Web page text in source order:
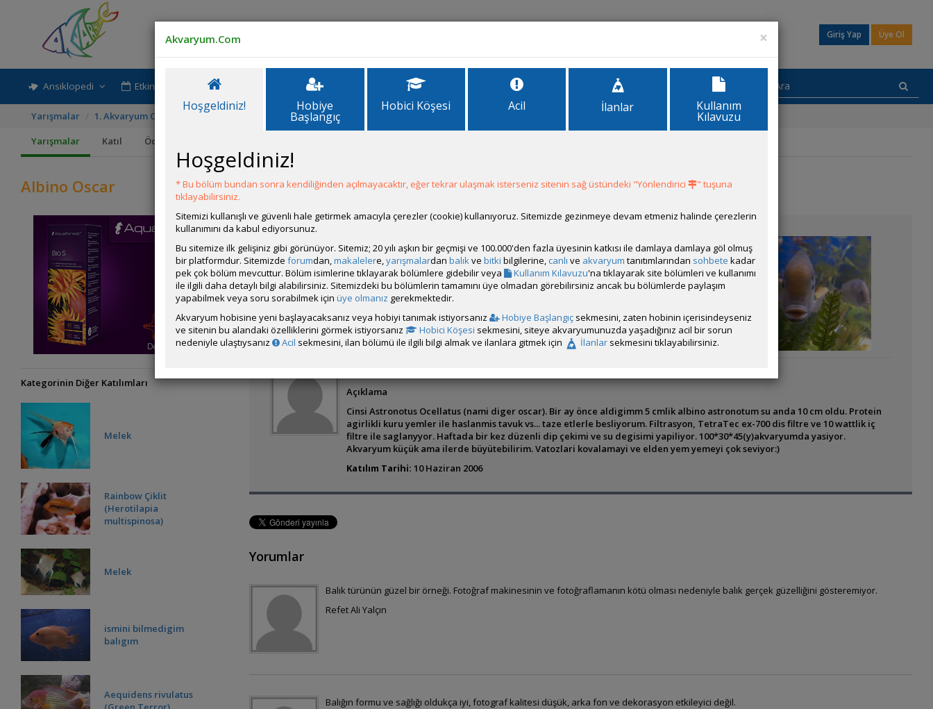
Giriş Yap Üye Ol
Ansiklopedi Etkinlik-Paylaşım İlanlar Forum
Yarışmalar 1. Akvaryum Canlısı Yarışması
Albino Oscar
Yarışmalar
Katıl Ödüller
Albino Oscar
Kategorinin Diğer Katılımları
Melek
Rainbow Çiklit
(Herotilapia
multispinosa)
Melek
ismini bilmedigim
balıgım
Aequidens rivulatus
Açıklama
Cinsi Astronotus Ocellatus (nami diger oscar). Bir ay önce aldigimm 5 cmlik albino astronotum su anda 10 cm oldu. Protein
agirlikli kuru yemler ile haslanmis tavuk vs... taze etlerle besliyorum. Filtrasyon, TetraTec ex-700 dis filtre ve 10 wattlik iç
filtre ile saglanyyor. Haftada bir kez düzenli dip çekimi ve su degisimi yapiliyor. 100*30*45(y)akvaryumda yasiyor.
Akvaryum küçük ama ilerde büyütebilirim. Vatozlari kovalamayi ve elden yem yemeyi çok seviyor:)
Katılım Tarihi: 10 Haziran 2006
Yorumlar
Balık türünün güzel bir örneği. Fotoğraf makinesinin ve fotoğraflamanın kötü olması nedeniyle balık gerçek güzelliğini gösteremiyor.
Refet Ali Yalçın
Balığın formu ve sağlığı oldukça iyi, fotograf kalitesi düşük, arka fon ve dekorasyon etkileyici değil.
×
Akvaryum.Com
Hoşgeldiniz! Hobiye
Başlangıç
Hobici Köşesi Acil İlanlar Kullanım
Kılavuzu
Hoşgeldiniz!
* Bu bölüm bundan sonra kendiliğinden açılmayacaktır, eğer tekrar ulaşmak isterseniz sitenin sağ üstündeki "Yönlendirici
" tuşuna
tıklayabilirsiniz.
Sitemizi kullanışlı ve güvenli hale getirmek amacıyla çerezler (cookie) kullanıyoruz. Sitemizde gezinmeye devam etmeniz halinde çerezlerin
kullanımını da kabul ediyorsunuz.
Bu sitemize ilk gelişiniz gibi görünüyor. Sitemiz; 20 yılı aşkın bir geçmişi ve 100.000'den fazla üyesinin katkısı ile damlaya damlaya göl olmuş
bir platformdur. Sitemizde forumdan,makalelere,yarışmalardan balıkve bitki bilgilerine, canlı ve akvaryum tanıtımlarından sohbete kadar
pek çok bölüm mevcuttur. Bölüm isimlerine tıklayarak bölümlere gidebilir veya
Kullanım Kılavuzu'na tıklayarak site bölümleri ve kullanımı
ile ilgili daha detaylı bilgi alabilirsiniz. Sitemizdeki bu bölümlerin tamamını üye olmadan görebilirsiniz ancak bu bölümlerde paylaşım
yapabilmek veya soru sorabilmek için üye olmanız gerekmektedir.
Akvaryum hobisine yeni başlayacaksanız veya hobiyi tanımak istiyorsanız
Hobiye Başlangıç sekmesini, zaten hobinin içerisindeyseniz
ve sitenin bu alandaki özelliklerini görmek istiyorsanız
Hobici Köşesi sekmesini, siteye akvaryumunuzda yaşadığınız acil bir sorun
nedeniyle ulaştıysanız
Acil sekmesini, ilan bölümü ile ilgili bilgi almak ve ilanlara gitmek için İlanlar sekmesini tıklayabilirsiniz.